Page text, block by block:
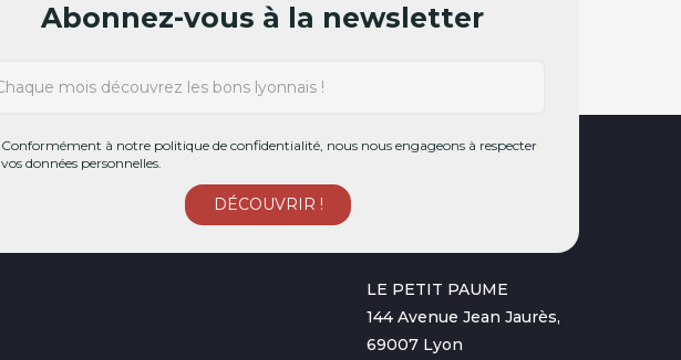
Abonnez-vous à la newsletter
Conformément à notre politique de confidentialité, nous nous engageons à respecter
vos données personnelles.
LE PETIT PAUME
144 Avenue Jean Jaurès,
69007 Lyon